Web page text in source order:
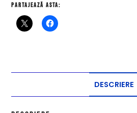
Partajează asta:
DESCRIERE